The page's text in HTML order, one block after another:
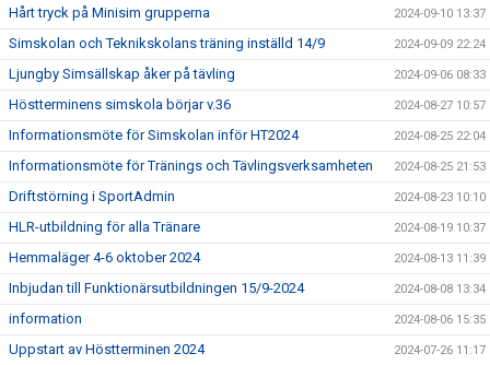
Hårt tryck på Minisim grupperna 2024-09-10 13:37
Simskolan och Teknikskolans träning inställd 14/9 2024-09-09 22:24
Ljungby Simsällskap åker på tävling 2024-09-06 08:33
Höstterminens simskola börjar v.36 2024-08-27 10:57
Informationsmöte för Simskolan inför HT2024 2024-08-25 22:04
Informationsmöte för Tränings och Tävlingsverksamheten 2024-08-25 21:53
Driftstörning i SportAdmin 2024-08-23 10:10
HLR-utbildning för alla Tränare 2024-08-19 10:37
Hemmaläger 4-6 oktober 2024 2024-08-13 11:39
Inbjudan till Funktionärsutbildningen 15/9-2024 2024-08-08 13:34
information 2024-08-06 15:35
Uppstart av Höstterminen 2024 2024-07-26 11:17